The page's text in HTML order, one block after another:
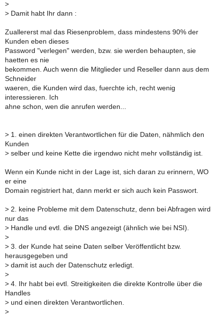
>
> Damit habt Ihr dann :
Zuallererst mal das Riesenproblem, dass mindestens 90% der
Kunden eben dieses
Password "verlegen" werden, bzw. sie werden behaupten, sie
haetten es nie
bekommen. Auch wenn die Mitglieder und Reseller dann aus dem
Schneider
waeren, die Kunden wird das, fuerchte ich, recht wenig
interessieren. Ich
ahne schon, wen die anrufen werden...
> 1. einen direkten Verantwortlichen für die Daten, nähmlich den
Kunden
> selber und keine Kette die irgendwo nicht mehr vollständig ist.
Wenn ein Kunde nicht in der Lage ist, sich daran zu erinnern, WO
er eine
Domain registriert hat, dann merkt er sich auch kein Passwort.
> 2. keine Probleme mit dem Datenschutz, denn bei Abfragen wird
nur das
> Handle und evtl. die DNS angezeigt (ähnlich wie bei NSI).
>
> 3. der Kunde hat seine Daten selber Veröffentlicht bzw.
herausgegeben und
> damit ist auch der Datenschutz erledigt.
>
> 4. Ihr habt bei evtl. Streitigkeiten die direkte Kontrolle über die
Handles
> und einen direkten Verantwortlichen.
>